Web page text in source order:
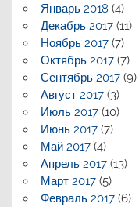
Январь 2018 (4)
Декабрь 2017(11)
Ноябрь 2017(7)
Октябрь 2017(7)
Сентябрь 2017(9)
Август 2017(3)
Июль 2017(10)
Июнь 2017(7)
Май 2017(4)
Апрель 2017(13)
Март 2017(5)
Февраль 2017(6)